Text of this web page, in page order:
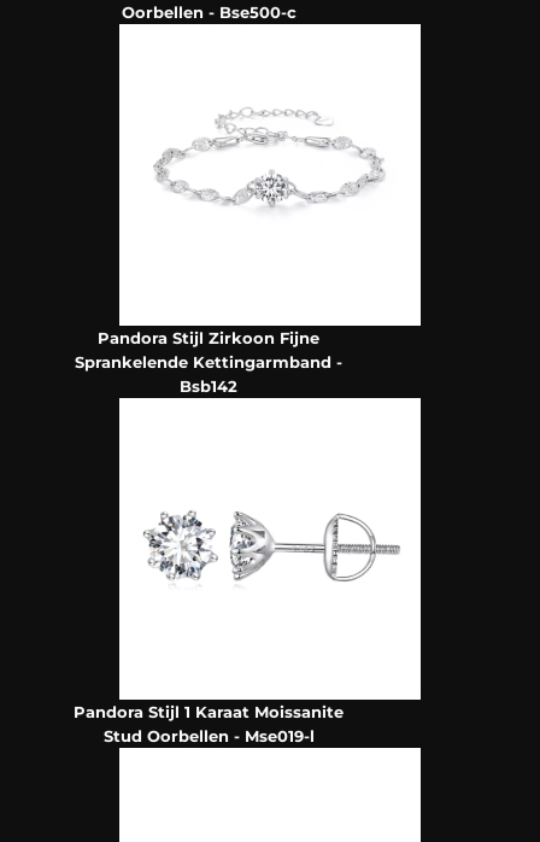
Oorbellen - Bse500-c
Pandora Stijl Zirkoon Fijne
Sprankelende Kettingarmband -
Bsb142
Pandora Stijl 1 Karaat Moissanite
Stud Oorbellen - Mse019-l